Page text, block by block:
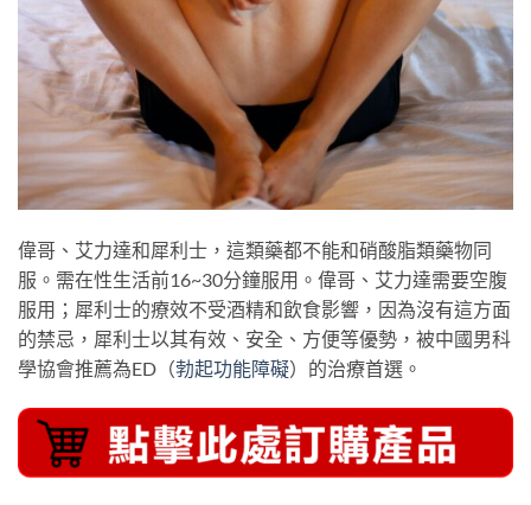
偉哥、艾力達和犀利士，這類藥都不能和硝酸脂類藥物同
服。需在性生活前16~30分鐘服用。偉哥、艾力達需要空腹
服用；犀利士的療效不受酒精和飲食影響，因為沒有這方面
的禁忌，犀利士以其有效、安全、方便等優勢，被中國男科
學協會推薦為ED（勃起功能障礙）的治療首選。